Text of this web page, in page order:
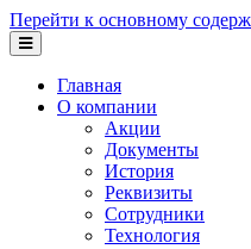
Перейти к основному
Главная
О компании
Акции
Документы
История
Реквизиты
Сотрудники
Технология